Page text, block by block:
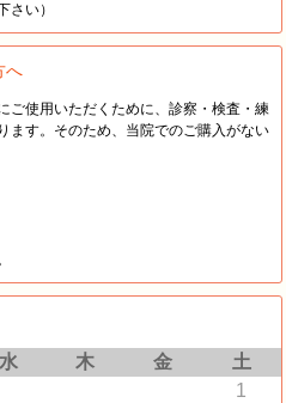
さい）
へ
ご使用いただくために、診察・検査・練
ます。そのため、当院でのご購入がない
水 木 金
土
1